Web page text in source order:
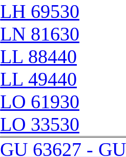
LH 69530
LN 81630
LL 88440
LL 49440
LO 61930
LO 33530
GU 63627 -